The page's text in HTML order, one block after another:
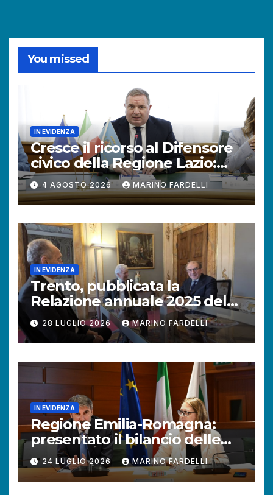
You missed
IN EVIDENZA
Cresce il ricorso al Difensore
civico della Regione Lazio:
+121% di istanze rispetto al
2025.
4 AGOSTO 2026 MARINO FARDELLI
IN EVIDENZA
Trento, pubblicata la
Relazione annuale 2025 del
Difensore civico della
Provincia autonoma.
28 LUGLIO 2026 MARINO FARDELLI
IN EVIDENZA
Regione Emilia-Romagna:
presentato il bilancio delle
attività del Difensore civico.
Aumentano le richieste dei
cittadini.
24 LUGLIO 2026 MARINO FARDELLI